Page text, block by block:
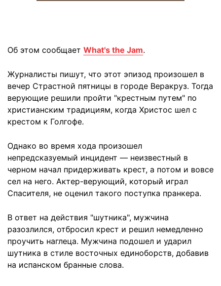
Об этом сообщает What's the Jam.
Журналисты пишут, что этот эпизод произошел в
вечер Страстной пятницы в городе Веракруз. Тогда
верующие решили пройти "крестным путем" по
христианским традициям, когда Христос шел с
крестом к Голгофе.
Однако во время хода произошел
непредсказуемый инцидент — неизвестный в
черном начал придерживать крест, а потом и вовсе
сел на него. Актер-верующий, который играл
Спасителя, не оценил такого поступка пранкера.
В ответ на действия "шутника", мужчина
разозлился, отбросил крест и решил немедленно
проучить наглеца. Мужчина подошел и ударил
шутника в стиле восточных единоборств, добавив
на испанском бранные слова.